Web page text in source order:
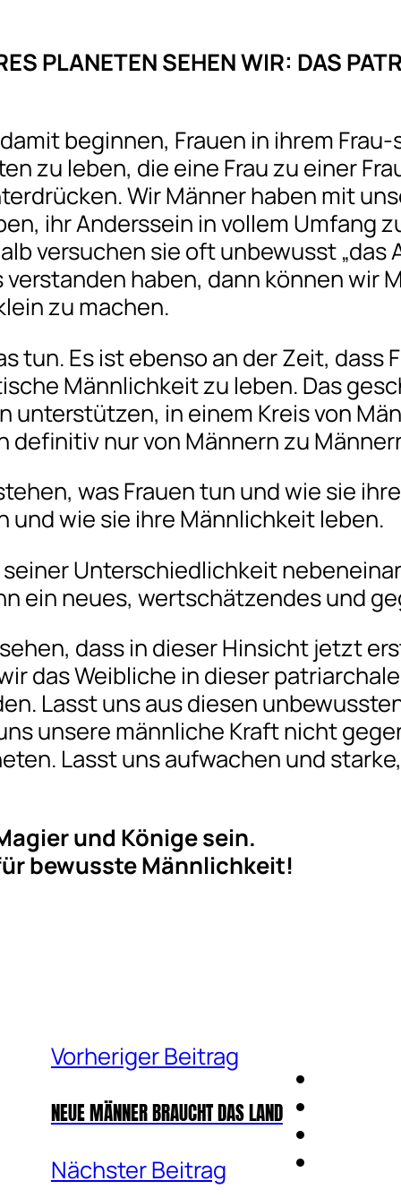
PLANETEN SEHEN WIR: DAS
beginnen, Frauen in ihrem
zu leben, die eine Frau zu einer
Wir Männer haben mit
ihr Anderssein in vollem Umfang
versuchen sie oft unbewusst
haben, dann können
zu machen.
tun. Es ist ebenso an der Zeit,
Männlichkeit zu leben. Das
unterstützen, in einem Kreis von
definitiv nur von Männern zu
was Frauen tun und wie sie
und wie sie ihre Männlichkeit leben.
Unterschiedlichkeit
ein neues, wertschätzendes und
dass in dieser Hinsicht jetzt
das Weibliche in dieser
Lasst uns aus diesen
unsere männliche Kraft nicht
Lasst uns aufwachen und
und Könige sein.
bewusste Männlichkeit!
Vorheriger Beitrag
NEUE MÄNNER BRAUCHT DAS LAND
Nächster Beitrag